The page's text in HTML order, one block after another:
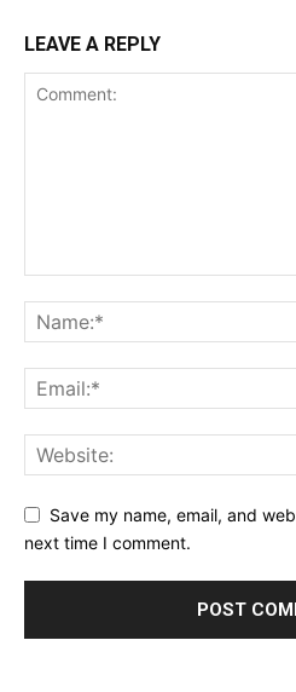
LEAVE A REPLY
Save my name, email, and
next time I comment.